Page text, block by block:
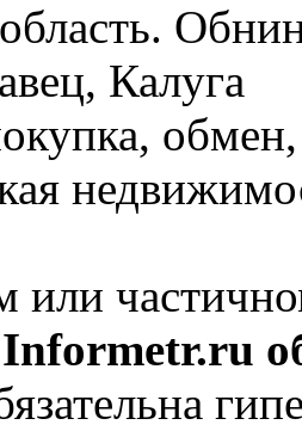
Калуга
обмен,